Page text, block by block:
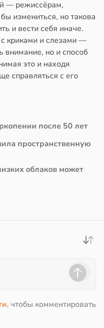
— режиссёрам,
измениться, но такова
и вести себя иначе.
с криками и слезами —
внимание, но и способ
это и находя
справляться с его
после 50 лет
пространственную
облаков может
, чтобы комментировать